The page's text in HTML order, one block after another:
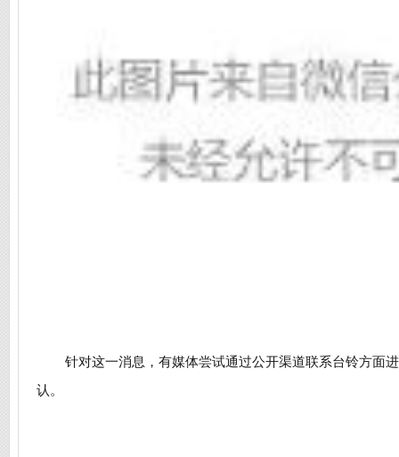
针对这一消息，有媒体尝试通过公开渠道联系台铃方面
认。